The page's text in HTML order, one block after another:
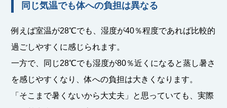
同じ気温でも体への負担は異なる
例えば室温が28℃でも、湿度が40％程度であれば比較的
過ごしやすくに感じられます。
一方で、同じ28℃でも湿度が80％近くになると蒸し暑さ
を感じやすくなり、体への負担は大きくなります。
「そこまで暑くないから大丈夫」と思っていても、実際